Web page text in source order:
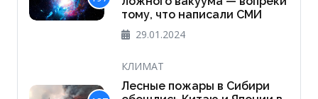
тому, что написали СМИ
29.01.2024
КЛИМАТ
Лесные пожары в Сибири